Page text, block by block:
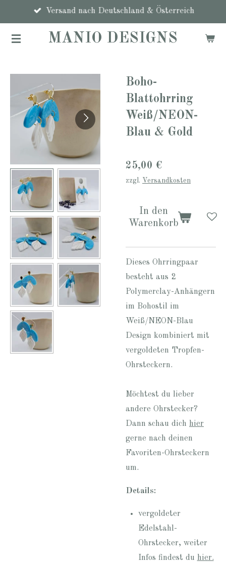
Hauptinhalt
springen
MANIO DESIGNS
Versand nach Deutschland & Österreich
Boho-
Blattohrring
Weiß/NEON-
Blau & Gold
25,00 €
zzgl. Versandkosten
In den
Warenkorb
Dieses Ohrringpaar
besteht aus 2
Polymerclay-Anhängern
im Bohostil im
Weiß/NEON-Blau
Design kombiniert mit
vergoldeten Tropfen-
Ohrsteckern.
Möchtest du lieber
andere Ohrstecker?
Dann schau dich hier
gerne nach deinen
Favoriten-Ohrsteckern
um.
Details:
vergoldeter
Edelstahl-
Ohrstecker, weiter
Infos findest du hier.